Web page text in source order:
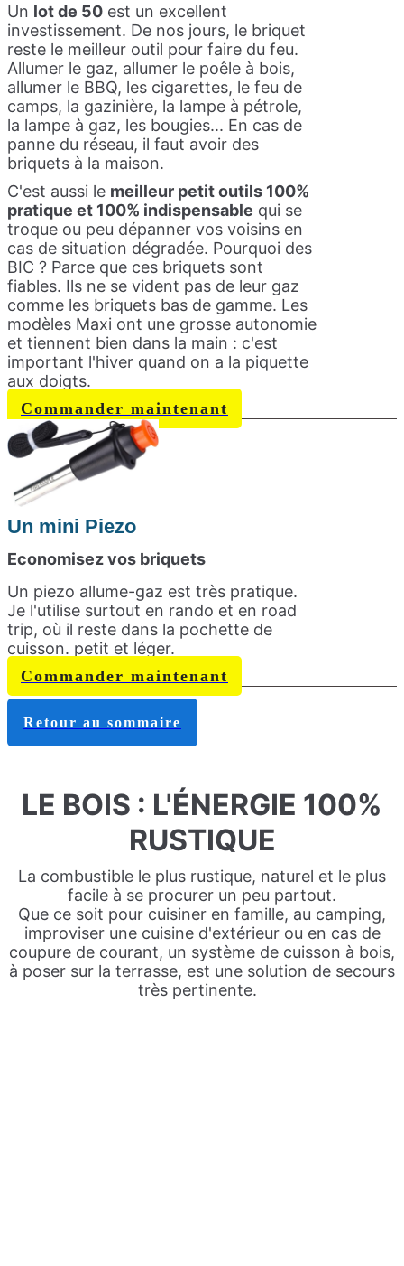
Un lot de 50 est un excellent
investissement. De nos jours, le briquet
reste le meilleur outil pour faire du feu.
Allumer le gaz, allumer le poêle à bois,
allumer le BBQ, les cigarettes, le feu de
camps, la gazinière, la lampe à pétrole,
la lampe à gaz, les bougies... En cas de
panne du réseau, il faut avoir des
briquets à la maison.
C'est aussi le meilleur petit outils 100%
pratique et 100% indispensable qui se
troque ou peu dépanner vos voisins en
cas de situation dégradée. Pourquoi des
BIC ? Parce que ces briquets sont
fiables. Ils ne se vident pas de leur gaz
comme les briquets bas de gamme. Les
modèles Maxi ont une grosse autonomie
et tiennent bien dans la main : c'est
important l'hiver quand on a la piquette
aux doigts.
Commander maintenant
Un mini Piezo
Economisez vos briquets
Un piezo allume-gaz est très pratique.
Je l'utilise surtout en rando et en road
trip, où il reste dans la pochette de
cuisson. petit et léger.
Commander maintenant
Retour au sommaire
LE BOIS : L'ÉNERGIE 100%
RUSTIQUE
La combustible le plus rustique, naturel et le plus
facile à se procurer un peu partout.
Que ce soit pour cuisiner en famille, au camping,
improviser une cuisine d'extérieur ou en cas de
coupure de courant, un système de cuisson à bois,
à poser sur la terrasse, est une solution de secours
très pertinente.